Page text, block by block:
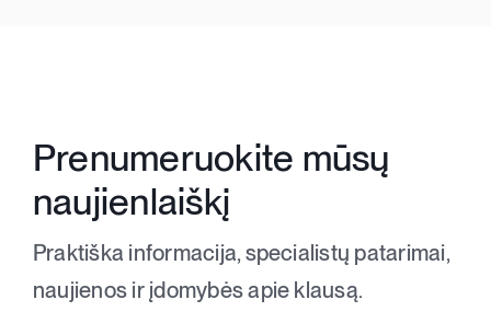
Prenumeruokite mūsų
naujienlaiškį
Praktiška informacija, specialistų patarimai,
naujienos ir įdomybės apie klausą.